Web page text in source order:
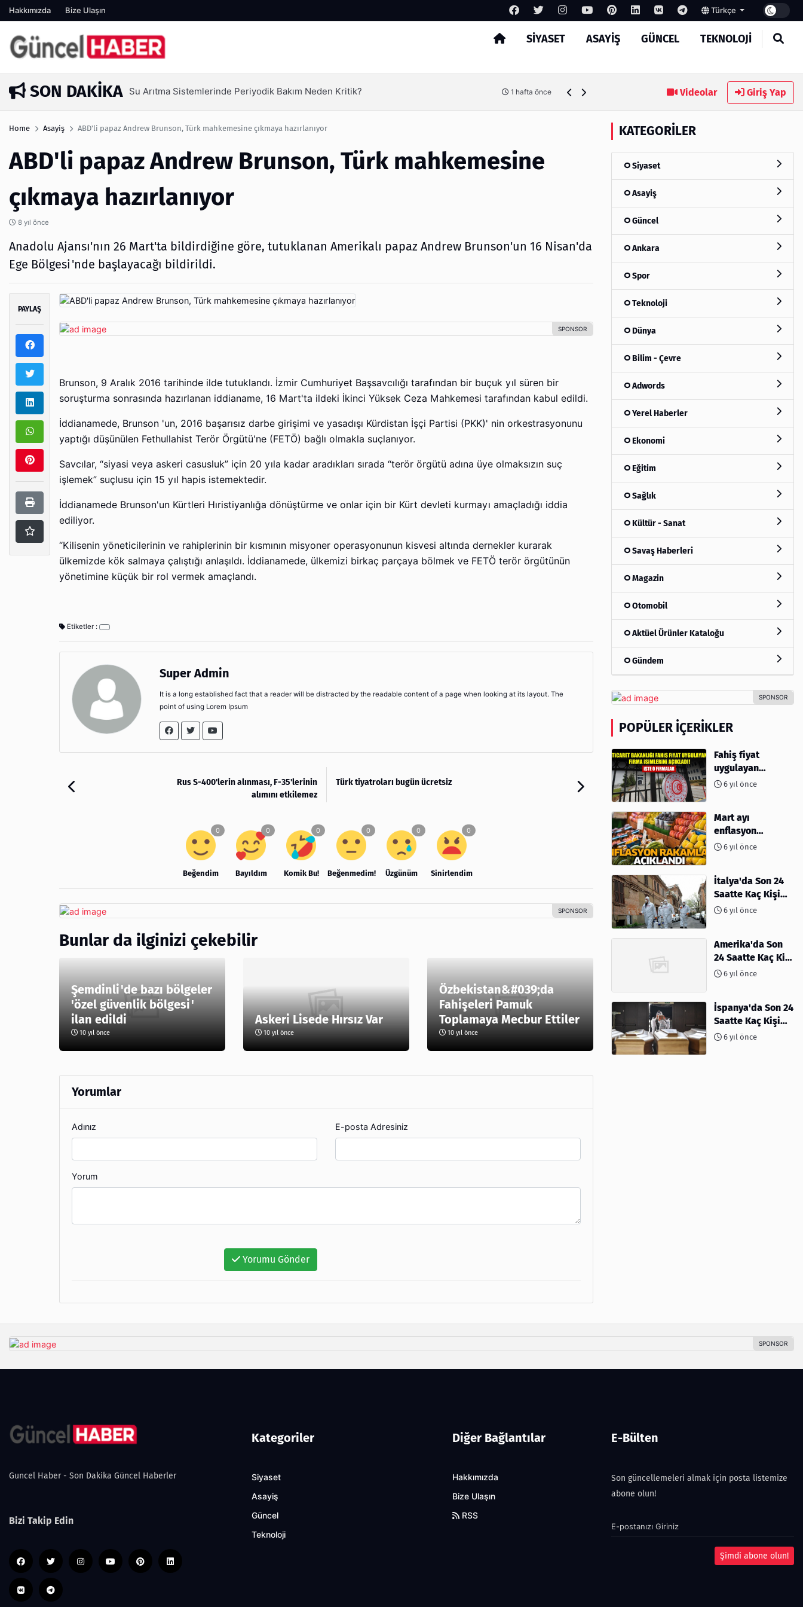
Hakkımızda Bize Ulaşın Türkçe
SIYASET ASAYIŞ GÜNCEL TEKNOLOJI
Arama
SON DAKIKA
4 gün önce Su Arıtma Sistemlerinde Periyodik Bakım Neden Kritik? 1 hafta önce Ambalaj Süreçlerinde Yeni Nesil Verimliliği Olimpack ile
Videolar Giriş Yap
Home Asayiş ABD'li papaz Andrew Brunson, Türk mahkemesine çıkmaya hazırlanıyor
ABD'li papaz Andrew Brunson, Türk mahkemesine
çıkmaya hazırlanıyor
8 yıl önce
Anadolu Ajansı'nın 26 Mart'ta bildirdiğine göre, tutuklanan Amerikalı papaz Andrew Brunson'un 16 Nisan'da
Ege Bölgesi'nde başlayacağı bildirildi.
PAYLAŞ
Brunson, 9 Aralık 2016 tarihinde ilde tutuklandı. İzmir Cumhuriyet Başsavcılığı tarafından bir buçuk yıl süren bir
soruşturma sonrasında hazırlanan iddianame, 16 Mart'ta ildeki İkinci Yüksek Ceza Mahkemesi tarafından kabul edildi.
İddianamede, Brunson 'un, 2016 başarısız darbe girişimi ve yasadışı Kürdistan İşçi Partisi (PKK)' nin orkestrasyonunu
yaptığı düşünülen Fethullahist Terör Örgütü'ne (FETÖ) bağlı olmakla suçlanıyor.
Savcılar, “siyasi veya askeri casusluk” için 20 yıla kadar aradıkları sırada “terör örgütü adına üye olmaksızın suç
işlemek” suçlusu için 15 yıl hapis istemektedir.
İddianamede Brunson'un Kürtleri Hıristiyanlığa dönüştürme ve onlar için bir Kürt devleti kurmayı amaçladığı iddia
ediliyor.
“Kilisenin yöneticilerinin ve rahiplerinin bir kısmının misyoner operasyonunun kisvesi altında dernekler kurarak
ülkemizde kök salmaya çalıştığı anlaşıldı. İddianamede, ülkemizi birkaç parçaya bölmek ve FETÖ terör örgütünün
yönetimine küçük bir rol vermek amaçlandı.
Etiketler :
Super Admin
It is a long established fact that a reader will be distracted by the readable content of a page when looking at its layout. The
point of using Lorem Ipsum
Rus S-400'lerin alınması, F-35'lerinin
alımını etkilemez
Türk tiyatroları bugün ücretsiz
Beğendim Bayıldım Komik Bu! Beğenmedim! Üzgünüm Sinirlendim
Bunlar da ilginizi çekebilir
Şemdinli'de bazı bölgeler
'özel güvenlik bölgesi'
ilan edildi
10 yıl önce
Askeri Lisede Hırsız Var
10 yıl önce
Özbekistan&#039;da
Fahişeleri Pamuk
Toplamaya Mecbur Ettiler
10 yıl önce
Yorumlar
Adınız E-posta Adresiniz
Yorum
Yorumu Gönder
KATEGORILER
Siyaset
Asayiş
Güncel
Ankara
Spor
Teknoloji
Dünya
Bilim - Çevre
Adwords
Yerel Haberler
Ekonomi
Eğitim
Sağlık
Kültür - Sanat
Savaş Haberleri
Magazin
Otomobil
Aktüel Ürünler Kataloğu
Gündem
POPÜLER İÇERIKLER
Fahiş fiyat
uygulayan
firmalar açıklandı
6 yıl önce
Mart ayı
enflasyon
rakamları
6 yıl önce
İtalya'da Son 24
Saatte Kaç Kişi
Öldü6 yıl önce
Amerika'da Son
24 Saatte Kaç Kişi
Öldü - 06 Nisan
6 yıl önce
İspanya'da Son 24
Saatte Kaç Kişi
Öldü6 yıl önce
Guncel Haber - Son Dakika Güncel Haberler
Bizi Takip Edin
Kategoriler
Siyaset
Asayiş
Güncel
Teknoloji
Diğer Bağlantılar
Hakkımızda
Bize Ulaşın
RSS
E-Bülten
Son güncellemeleri almak için posta listemize
abone olun!
Şimdi abone olun!